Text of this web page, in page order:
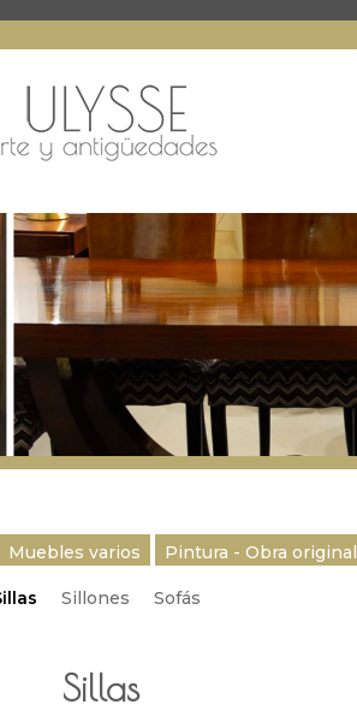
Muebles varios Pintura - Obra original
Sillones Sofás
Sillas